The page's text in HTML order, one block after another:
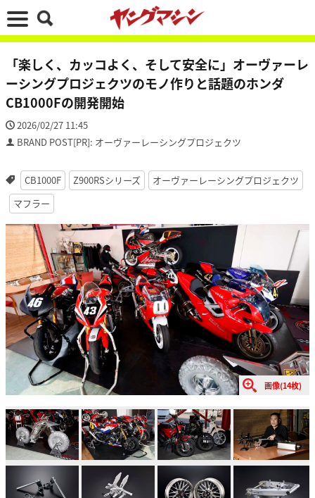
「楽しく、カッコよく、そして安全に」オーヴァーレ
ーシングプロジェクツのモノ作りと話題のホンダ
CB1000Fの開発開始
2026/02/27 11:45
BRAND POST[PR]: オーヴァーレーシングプロジェクツ
CB1000F Z900RSシリーズ
オーヴァーレーシングプロジェクツ
マフラー
画像(14枚)